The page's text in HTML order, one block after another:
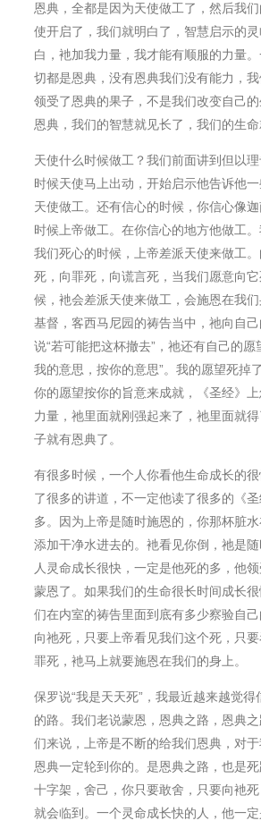
恩典，全都是因为天使做工了，然后我
使开启了，我们就明白了，智慧启示的
白，衪加我力量，我才能有顺服的力量
切都是恩典，没有恩典我们没有能力，
领受了恩典的果子，不是我们改变自己
恩典，我们的智慧就⻅⻓了，我们的生命
天使什么时候做工？我们前面讲到但以
时候天使⻢上出动，开始启示他告诉他
天使做工。还有信心的时候，你信心像
时候上帝做工。在你信心的地方他做工
我们死心的时候，上帝差派天使来做工
死，向罪死，向谎言死，当我们愿意向
候，衪会差派天使来做工，会施恩在我
基督，客⻄⻢尼园的祷告当中，祂向自
说“若可能把这杯撤去”，祂还有自己的愿
我的意思，按你的意思”。我的愿望死掉
你的愿望按你的旨意来成就，《圣经》
力量，祂里面就刚强起来了，祂里面就
子就有恩典了。
有很多时候，一个人你看他生命成⻓的
了很多的讲道，不一定他读了很多的《
多。因为上帝是随时施恩的，你那杯脏
添加干净水进去的。衪看见你倒，祂是
人灵命成⻓很快，一定是他死的多，他
蒙恩了。如果我们的生命很⻓时间成⻓
们在内室的祷告里面到底有多少察验自
向祂死，只要上帝看⻅我们这个死，只
罪死，衪⻢上就要施恩在我们的身上。
保罗说“我是天天死”，我最近越来越觉得
的路。我们老说蒙恩，恩典之路，恩典
们来说，上帝是不断的给我们恩典，对于
恩典一定轮到你的。是恩典之路，也是
十字架，舍己，你只要敢舍，只要向衪
就会临到。一个灵命成⻓快的人，他一